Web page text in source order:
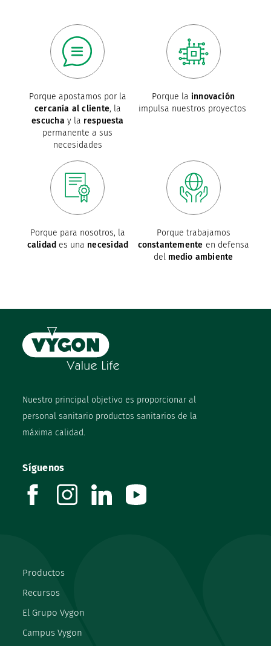
Porque apostamos por la
cercanía al cliente, la
escucha y la respuesta
permanente a sus
necesidades
Porque la innovación
impulsa nuestros proyectos
Porque para nosotros, la
calidad es una necesidad
Porque trabajamos
constantemente en defensa
del medio ambiente
Nuestro principal objetivo es proporcionar al
personal sanitario productos sanitarios de la
máxima calidad.
Productos
Recursos
El Grupo Vygon
Campus Vygon
Síguenos
facebookinstagramlinkedin